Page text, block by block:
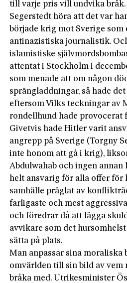
till varje pris vill undvika
Segerstedt höra att det var
började krig mot Sverige som
antinazistiska journalistik.
islamistiske
attentat i Stockholm i
som menade att om någon
sprängladdningar, så hade
eftersom Vilks teckningar av
rondellhund hade provocerat
Givetvis hade Hitler varit
angrepp på Sverige (Torgny
inte honom att gå i krig),
Abdulwahab och ingen
helt ansvarig för alla offer för
samhälle präglat av
farligaste och mest
och föredrar då att lägga
avvikare som det
sätta på plats.
Man anpassar sina moraliska
omvärlden till sin bild av vem
bråka med. Utrikesminister